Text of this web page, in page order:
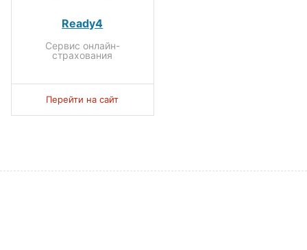
Ready4
Сервис онлайн-
страхования
Перейти на сайт